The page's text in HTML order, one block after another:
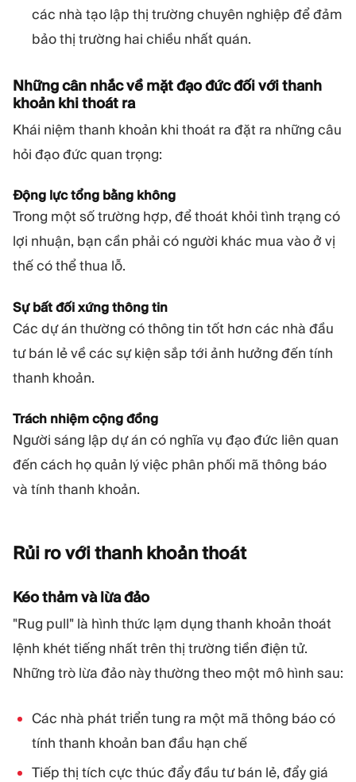
các nhà tạo lập thị trường chuyên nghiệp để đảm
bảo thị trường hai chiều nhất quán.
Những cân nhắc về mặt đạo đức đối với thanh
khoản khi thoát ra
Khái niệm thanh khoản khi thoát ra đặt ra những câu
hỏi đạo đức quan trọng:
Động lực tổng bằng không
Trong một số trường hợp, để thoát khỏi tình trạng có
lợi nhuận, bạn cần phải có người khác mua vào ở vị
thế có thể thua lỗ.
Sự bất đối xứng thông tin
Các dự án thường có thông tin tốt hơn các nhà đầu
tư bán lẻ về các sự kiện sắp tới ảnh hưởng đến tính
thanh khoản.
Trách nhiệm cộng đồng
Người sáng lập dự án có nghĩa vụ đạo đức liên quan
đến cách họ quản lý việc phân phối mã thông báo
và tính thanh khoản.
Rủi ro với thanh khoảnthoát
Kéo thảm và lừa đảo
"Rug pull" là hình thức lạm dụng thanh khoản thoát
lệnh khét tiếng nhất trên thị trường tiền điện tử.
Những trò lừa đảo này thường theo một mô hình sau:
Các nhà phát triển tung ra một mã thông báo có
tính thanh khoản ban đầu hạn chế
Tiếp thị tích cực thúc đẩy đầu tư bán lẻ, đẩy giá